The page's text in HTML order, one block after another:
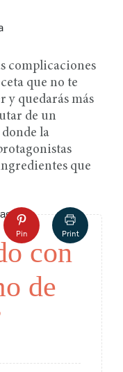
complicaciones
que no te
y quedarás más
de un
la
que
Pin Print
con
de